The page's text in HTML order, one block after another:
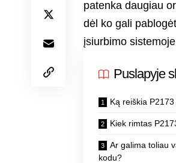
patenka daugiau
dėl ko gali
įsiurbimo
Puslapyje
Ką reiškia
Kiek rimtas
Ar galima toliau
kodu?